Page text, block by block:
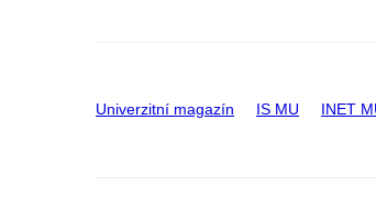
Univerzitní magazín IS MU INET